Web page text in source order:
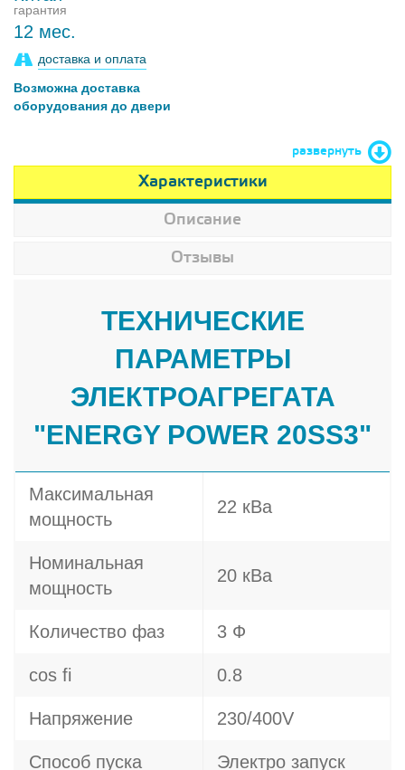
гарантия
12 мес.
доставка и оплата
Возможна доставка
оборудования до двери
развернуть
Характеристики
Описание
Отзывы
ТЕХНИЧЕСКИЕ
ПАРАМЕТРЫ
ЭЛЕКТРОАГРЕГАТА
"ENERGY POWER 20SS3"
Максимальная
мощность
22 кВа
Номинальная
мощность
20 кВа
Количество фаз 3 Ф
cos fi 0.8
Напряжение 230/400V
Способ пуска Электро запуск